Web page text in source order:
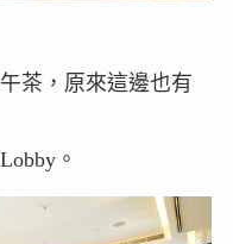
茶，原來這邊也有
。